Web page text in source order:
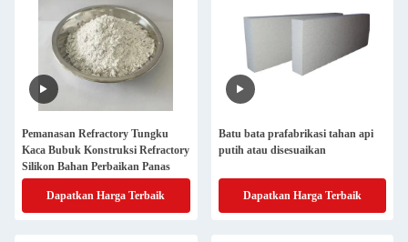
Pemanasan Refractory Tungku
Kaca Bubuk Konstruksi Refractory
Silikon Bahan Perbaikan Panas
Dapatkan Harga Terbaik
Batu bata prafabrikasi tahan api
putih atau disesuaikan
Dapatkan Harga Terbaik